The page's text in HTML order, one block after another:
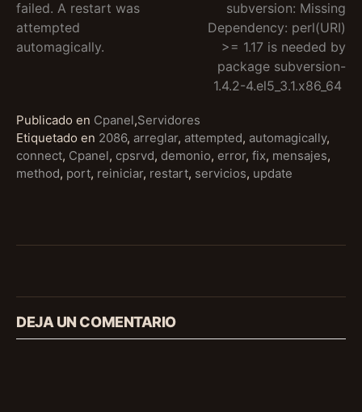
secreta que hace
funcionar al servidor DNS
como bind. Los…
leyendo
failed. A restart was
attempted
automagically.
subversion: Missing
Dependency: perl(URI)
>= 1.17 is needed by
package subversion-
1.4.2-4.el5_3.1.x86_64
Publicado en Cpanel,Servidores
Etiquetado en 2086, arreglar, attempted, automagically,
connect, Cpanel, cpsrvd, demonio, error, fix, mensajes,
method, port, reiniciar, restart, servicios, update
DEJA UN COMENTARIO